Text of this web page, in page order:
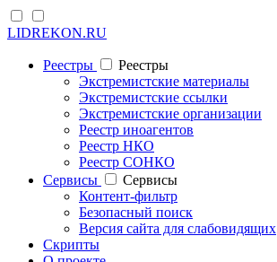
LIDREKON.RU
Реестры
Реестры
Экстремистские материалы
Экстремистские ссылки
Экстремистские организации
Реестр иноагентов
Реестр НКО
Реестр СОНКО
Cервисы
Cервисы
Контент-фильтр
Безопасный поиск
Версия сайта для слабовидящих
Скрипты